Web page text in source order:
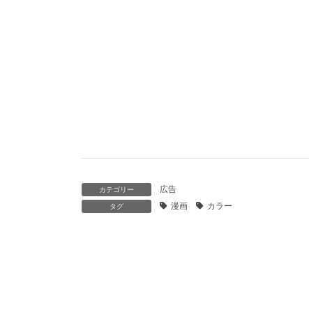
カテゴリー 広告
タグ 漫画 カラー